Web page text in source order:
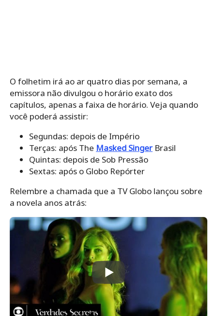
O folhetim irá ao ar quatro dias por semana, a
emissora não divulgou o horário exato dos
capítulos, apenas a faixa de horário. Veja quando
você poderá assistir:
Segundas: depois de Império
Terças: após The Masked Singer Brasil
Quintas: depois de Sob Pressão
Sextas: após o Globo Repórter
Relembre a chamada que a TV Globo lançou sobre
a novela anos atrás: